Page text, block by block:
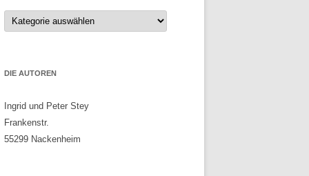
Themen
DIE AUTOREN
Ingrid und Peter Stey
Frankenstr.
55299 Nackenheim